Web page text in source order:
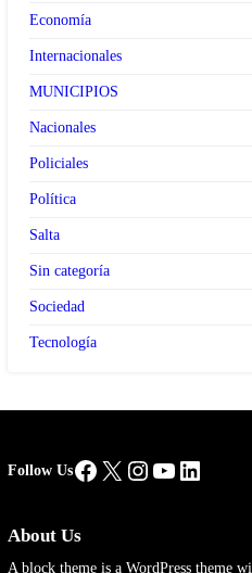
Economía
Internacionales
MUNICIPIOS
Nacionales
Policiales
Política
Salta
Sin categoría
Sociedad
Tecnología
Follow UsFacebook
X Instagram
YouTube
About Us
A block theme is a WordPress theme